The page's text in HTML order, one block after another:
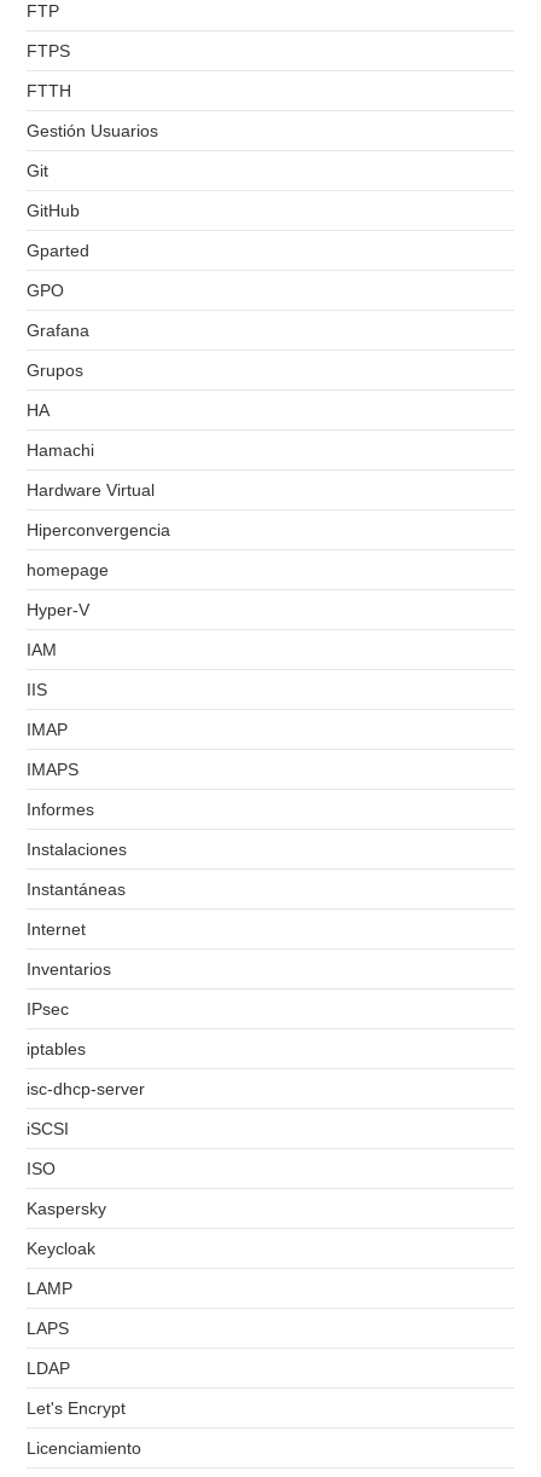
FTP
FTPS
FTTH
Gestión Usuarios
Git
GitHub
Gparted
GPO
Grafana
Grupos
HA
Hamachi
Hardware Virtual
Hiperconvergencia
homepage
Hyper-V
IAM
IIS
IMAP
IMAPS
Informes
Instalaciones
Instantáneas
Internet
Inventarios
IPsec
iptables
isc-dhcp-server
iSCSI
ISO
Kaspersky
Keycloak
LAMP
LAPS
LDAP
Let's Encrypt
Licenciamiento